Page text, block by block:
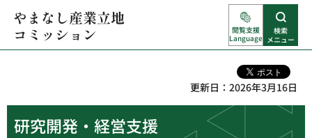
やまなし産業
立地コミッシ
閲覧支援
Language
検索
メニュー
更新日：2026年3月16日
研究開発・経営支援